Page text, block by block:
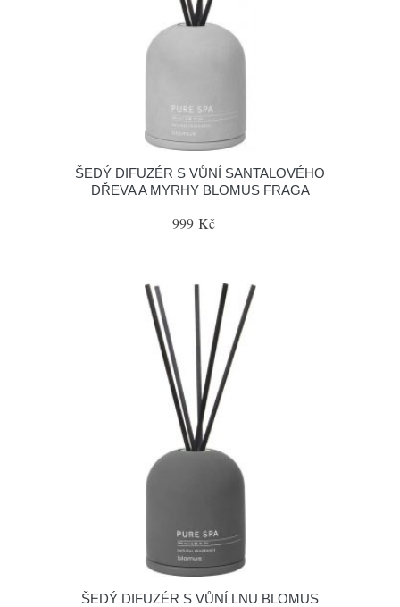
ŠEDÝ DIFUZÉR S VŮNÍ SANTALOVÉHO
DŘEVA A MYRHY BLOMUS FRAGA
999 Kč
ŠEDÝ DIFUZÉR S VŮNÍ LNU BLOMUS